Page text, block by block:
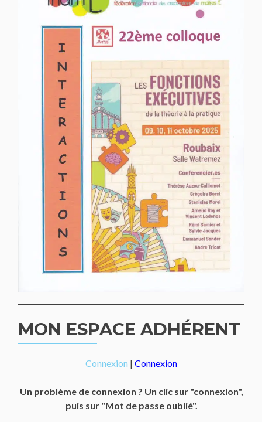
MON ESPACE ADHÉRENT
Connexion | Connexion
Un problème de connexion ? Un clic sur "connexion",
puis sur "Mot de passe oublié".